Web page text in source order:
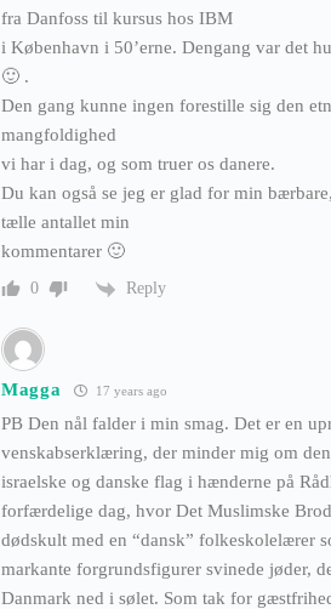
fra Danfoss til kursus hos IBM
i København i 50’erne. Dengang var det
🙂 .
Den gang kunne ingen forestille sig den
mangfoldighed
vi har i dag, og som truer os danere.
Du kan også se jeg er glad for min
tælle antallet min
kommentarer 🙂
0 Reply
Magga 17 years ago
PB Den nål falder i min smag. Det er en
venskabserklæring, der minder mig om
israelske og danske flag i hænderne på
forfærdelige dag, hvor Det Muslimske
dødskult med en “dansk” folkeskolelærer
markante forgrundsfigurer svinede jøder,
Danmark ned i sølet. Som tak for